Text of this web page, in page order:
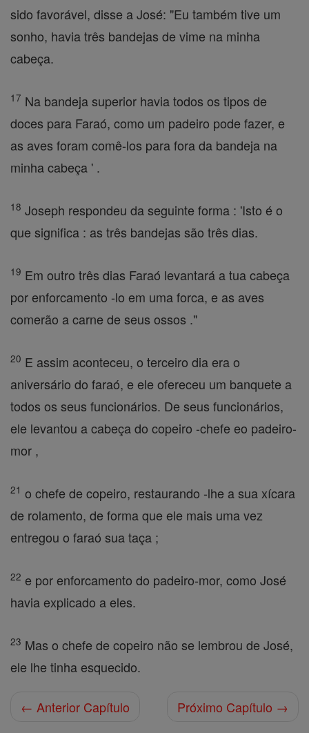
sido favorável, disse a José: "Eu também tive um
sonho, havia três bandejas de vime na minha
cabeça.
17 Na bandeja superior havia todos os tipos de
doces para Faraó, como um padeiro pode fazer, e
as aves foram comê-los para fora da bandeja na
minha cabeça ' .
18 Joseph respondeu da seguinte forma : 'Isto é o
que significa : as três bandejas são três dias.
19 Em outro três dias Faraó levantará a tua cabeça
por enforcamento -lo em uma forca, e as aves
comerão a carne de seus ossos ."
20 E assim aconteceu, o terceiro dia era o
aniversário do faraó, e ele ofereceu um banquete a
todos os seus funcionários. De seus funcionários,
ele levantou a cabeça do copeiro -chefe eo padeiro-
mor ,
21 o chefe de copeiro, restaurando -lhe a sua xícara
de rolamento, de forma que ele mais uma vez
entregou o faraó sua taça ;
22 e por enforcamento do padeiro-mor, como José
havia explicado a eles.
23 Mas o chefe de copeiro não se lembrou de José,
ele lhe tinha esquecido.
← Anterior Capítulo
Próximo Capítulo →